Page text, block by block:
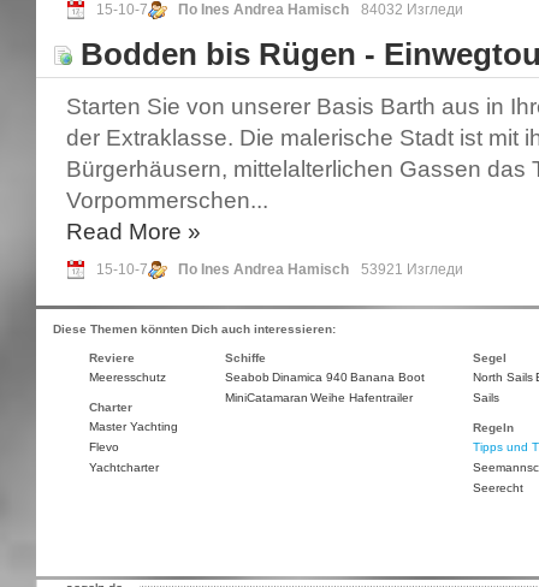
15-10-7 По Ines Andrea Hamisch 84032 Изгледи
Bodden bis Rügen -
Starten Sie von unserer Basis Barth aus in
der Extraklasse. Die malerische Stadt ist mit
Bürgerhäusern, mittelalterlichen Gassen das
Vorpommerschen...
Read More »
15-10-7 По Ines Andrea Hamisch 53921 Изгледи
Diese Themen könnten Dich auch interessieren:
Reviere
Meeresschutz
Charter
Master Yachting
Flevo
Yachtcharter
Schiffe
Seabob Dinamica 940Banana Boot
MiniCatamaran Weihe Hafentrailer
Segel
North Sails
Sails
Regeln
Tipps und
Seerecht